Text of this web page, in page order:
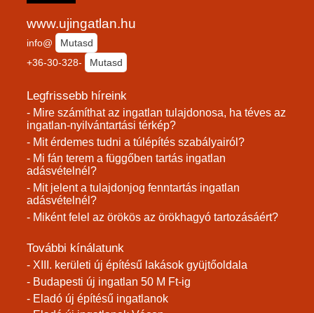
www.ujingatlan.hu
info@
Mutasd
+36-30-328-
Mutasd
Legfrissebb híreink
- Mire számíthat az ingatlan tulajdonosa, ha téves az
ingatlan-nyilvántartási térkép?
- Mit érdemes tudni a túlépítés szabályairól?
- Mi fán terem a függőben tartás ingatlan
adásvételnél?
- Mit jelent a tulajdonjog fenntartás ingatlan
adásvételnél?
- Miként felel az örökös az örökhagyó tartozásáért?
További kínálatunk
- XIII. kerületi új építésű lakások gyüjtőoldala
- Budapesti új ingatlan 50 M Ft-ig
- Eladó új építésű ingatlanok